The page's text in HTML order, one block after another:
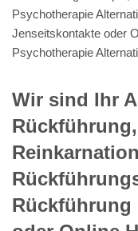
Psychotherapie
Jenseitskontakte oder
Psychotherapie
Wir sind Ihr
Rückführung,
Rückführung